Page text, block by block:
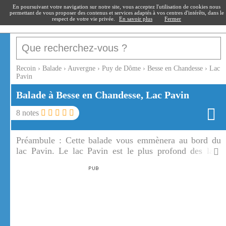
recoin.fr
Recoin › Balade › Auvergne › Puy de Dôme › Besse en Chandesse › Lac
Pavin
Balade à Besse en Chandesse, Lac Pavin
8 notes
Préambule : Cette balade vous emmènera au bord du
lac Pavin. Le lac Pavin est le plus profond des lacs
En poursuivant votre navigation sur notre site, vous acceptez l'utilisation de cookies nous
permettant de vous proposer des contenus et services adaptés à vos centres d'intérêts, dans le
respect de votre vie privée.
En savoir plus Fermer